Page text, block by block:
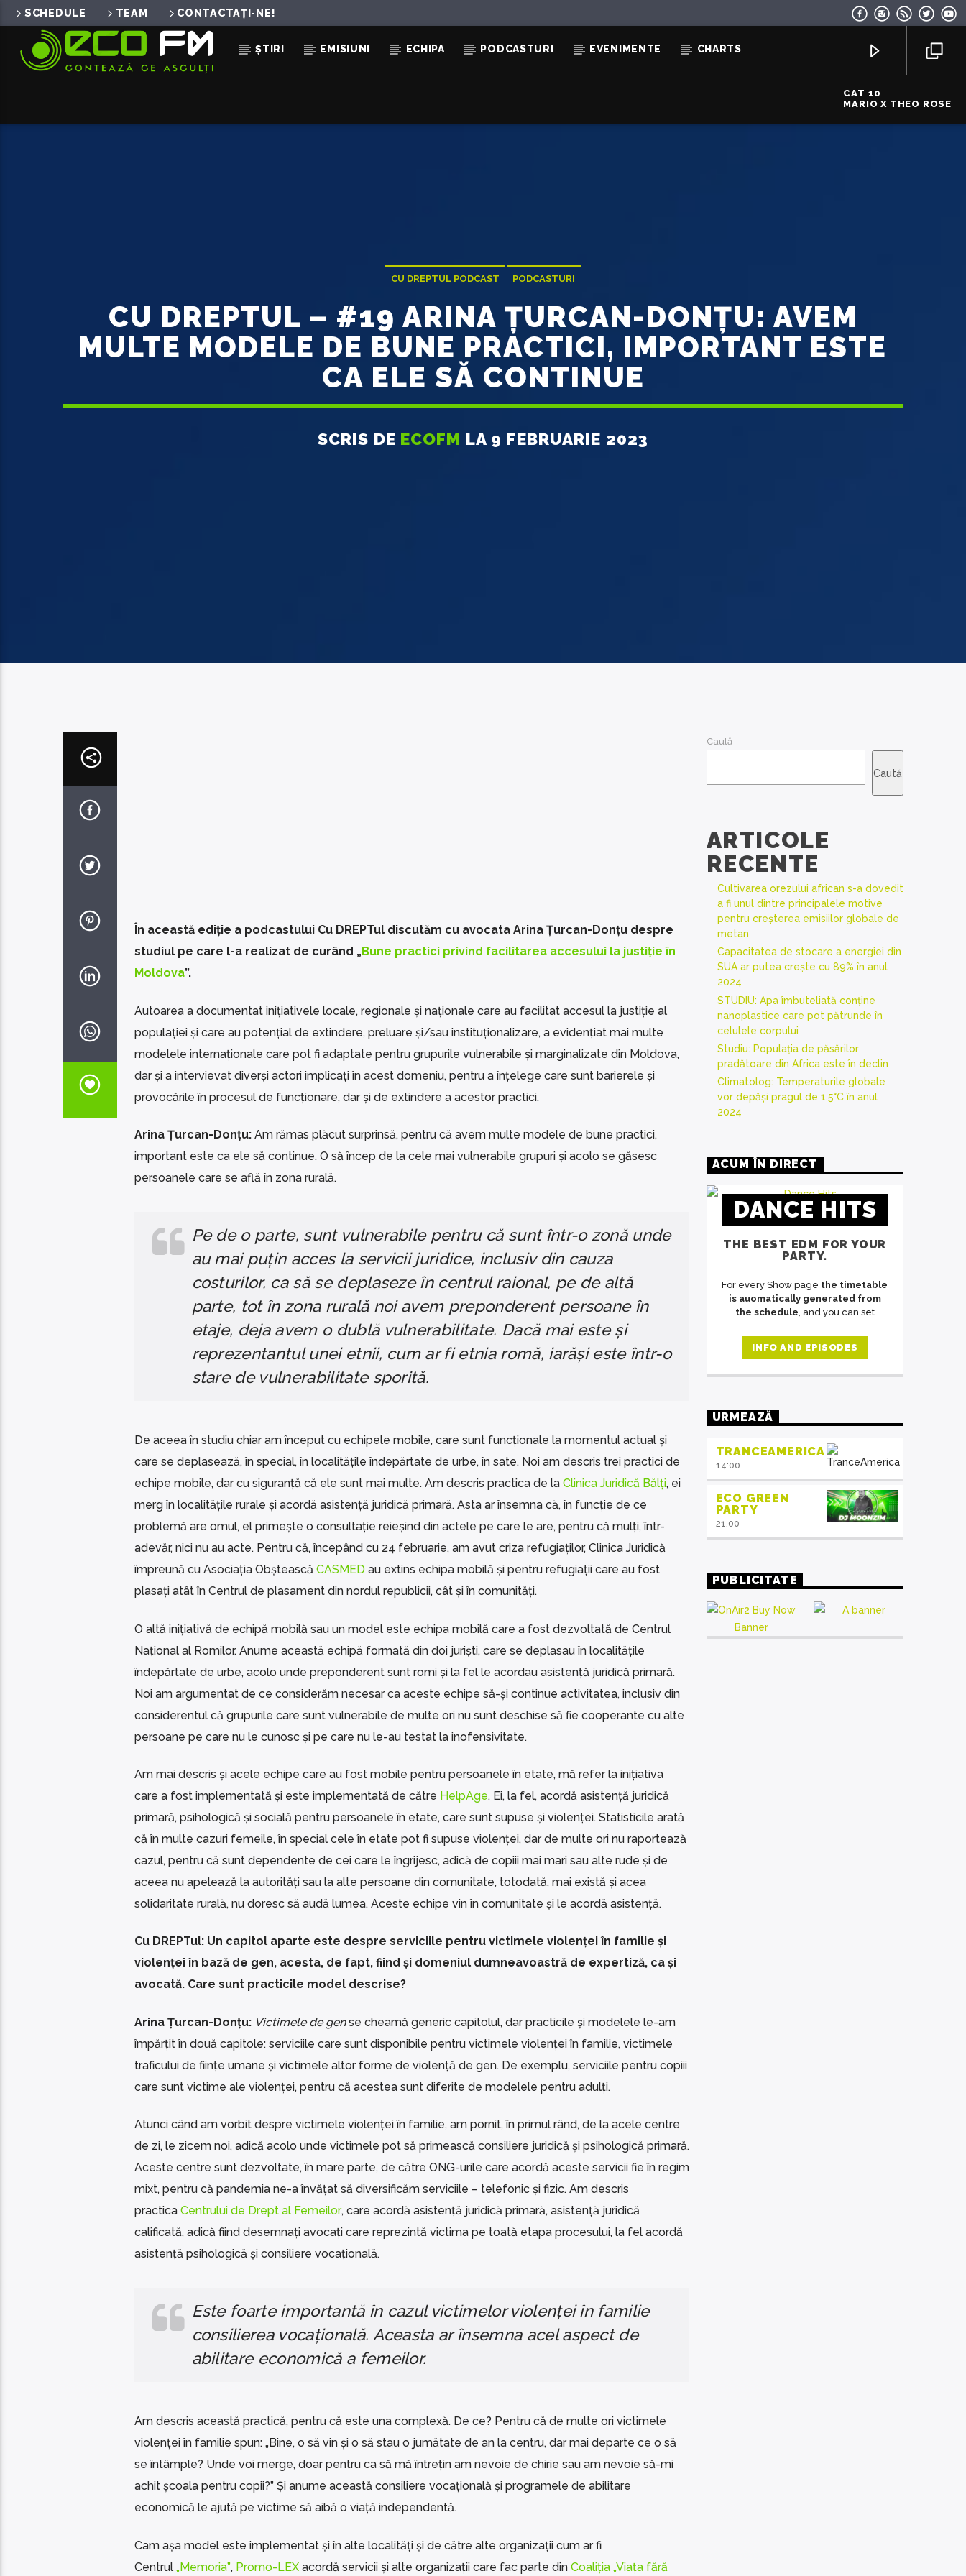
SCHEDULE TEAM CONTACTAȚI-NE!
ȘTIRI EMISIUNI ECHIPA PODCASTURI EVENIMENTE CHARTS
CAT 10
MARIO X THEO ROSE
CU DREPTUL PODCAST PODCASTURI
CU DREPTUL – #19 ARINA ȚURCAN-DONȚU: AVEM
MULTE MODELE DE BUNE PRACTICI, IMPORTANT ESTE
CA ELE SĂ CONTINUE
SCRIS DE ECOFM LA 9 FEBRUARIE 2023
În această ediție a podcastului Cu DREPTul discutăm cu avocata Arina Țurcan-Donțu despre
studiul pe care l-a realizat de curând „ Bune practici privind facilitarea accesului la justiție în
Moldova”.
Autoarea a documentat inițiativele locale, regionale și naționale care au facilitat accesul la justiție al
populației și care au potențial de extindere, preluare și/sau instituționalizare, a evidențiat mai multe
modelele internaționale care pot fi adaptate pentru grupurile vulnerabile și marginalizate din Moldova,
dar și a intervievat diverși actori implicați în acest domeniu, pentru a înțelege care sunt barierele și
provocările în procesul de funcționare, dar și de extindere a acestor practici.
Arina Țurcan-Donțu: Am rămas plăcut surprinsă, pentru că avem multe modele de bune practici,
important este ca ele să continue. O să încep de la cele mai vulnerabile grupuri și acolo se găsesc
persoanele care se află în zona rurală.
Pe de o parte, sunt vulnerabile pentru că sunt într-o zonă unde
au mai puțin acces la servicii juridice, inclusiv din cauza
costurilor, ca să se deplaseze în centrul raional, pe de altă
parte, tot în zona rurală noi avem preponderent persoane în
etaje, deja avem o dublă vulnerabilitate. Dacă mai este și
reprezentantul unei etnii, cum ar fi etnia romă, iarăși este într-o
stare de vulnerabilitate sporită.
De aceea în studiu chiar am început cu echipele mobile, care sunt funcționale la momentul actual și
care se deplasează, în special, în localitățile îndepărtate de urbe, în sate. Noi am descris trei practici de
echipe mobile, dar cu siguranță că ele sunt mai multe. Am descris practica de la Clinica Juridică Bălți, ei
merg în localitățile rurale și acordă asistență juridică primară. Asta ar însemna că, în funcție de ce
problemă are omul, el primește o consultație reieșind din actele pe care le are, pentru că mulți, într-
adevăr, nici nu au acte. Pentru că, începând cu 24 februarie, am avut criza refugiaților, Clinica Juridică
împreună cu Asociația Obștească CASMED au extins echipa mobilă și pentru refugiații care au fost
plasați atât în Centrul de plasament din nordul republicii, cât și în comunități.
O altă inițiativă de echipă mobilă sau un model este echipa mobilă care a fost dezvoltată de Centrul
Național al Romilor. Anume această echipă formată din doi juriști, care se deplasau în localitățile
îndepărtate de urbe, acolo unde preponderent sunt romi și la fel le acordau asistență juridică primară.
Noi am argumentat de ce considerăm necesar ca aceste echipe să-și continue activitatea, inclusiv din
considerentul că grupurile care sunt vulnerabile de multe ori nu sunt deschise să fie cooperante cu alte
persoane pe care nu le cunosc și pe care nu le-au testat la inofensivitate.
Am mai descris și acele echipe care au fost mobile pentru persoanele în etate, mă refer la inițiativa
care a fost implementată și este implementată de către HelpAge. Ei, la fel, acordă asistență juridică
primară, psihologică și socială pentru persoanele în etate, care sunt supuse și violenței. Statisticile arată
că în multe cazuri femeile, în special cele în etate pot fi supuse violenței, dar de multe ori nu raportează
cazul, pentru că sunt dependente de cei care le îngrijesc, adică de copiii mai mari sau alte rude și de
aceea nu apelează la autorități sau la alte persoane din comunitate, totodată, mai există și acea
solidaritate rurală, nu doresc să audă lumea. Aceste echipe vin în comunitate și le acordă asistență.
Cu DREPTul: Un capitol aparte este despre serviciile pentru victimele violenței în familie și
violenței în bază de gen, acesta, de fapt, fiind și domeniul dumneavoastră de expertiză, ca și
avocată. Care sunt practicile model descrise?
Arina Țurcan-Donțu: Victimele de gense cheamă generic capitolul, dar practicile și modelele le-am
împărțit în două capitole: serviciile care sunt disponibile pentru victimele violenței în familie, victimele
traficului de ființe umane și victimele altor forme de violență de gen. De exemplu, serviciile pentru copiii
care sunt victime ale violenței, pentru că acestea sunt diferite de modelele pentru adulți.
Atunci când am vorbit despre victimele violenței în familie, am pornit, în primul rând, de la acele centre
de zi, le zicem noi, adică acolo unde victimele pot să primească consiliere juridică și psihologică primară.
Aceste centre sunt dezvoltate, în mare parte, de către ONG-urile care acordă aceste servicii fie în regim
mixt, pentru că pandemia ne-a învățat să diversificăm serviciile – telefonic și fizic. Am descris
practica Centrului de Drept al Femeilor, care acordă asistență juridică primară, asistență juridică
calificată, adică fiind desemnați avocați care reprezintă victima pe toată etapa procesului, la fel acordă
asistență psihologică și consiliere vocațională.
Este foarte importantă în cazul victimelor violenței în familie
consilierea vocațională. Aceasta ar însemna acel aspect de
abilitare economică a femeilor.
Am descris această practică, pentru că este una complexă. De ce? Pentru că de multe ori victimele
violenței în familie spun: „Bine, o să vin și o să stau o jumătate de an la centru, dar mai departe ce o să
se întâmple? Unde voi merge, doar pentru ca să mă întrețin am nevoie de chirie sau am nevoie să-mi
achit școala pentru copii?” Și anume această consiliere vocațională și programele de abilitare
economică le ajută pe victime să aibă o viață independentă.
Cam așa model este implementat și în alte localități și de către alte organizații cum ar fi
Centrul„Memoria”, Promo-LEXacordă servicii și alte organizații care fac parte din Coaliția „Viața fără
Caută
Caută
ARTICOLE
RECENTE
Cultivarea orezului african s-a dovedit
a fi unul dintre principalele motive
pentru creșterea emisiilor globale de
metan
Capacitatea de stocare a energiei din
SUA ar putea crește cu 89% în anul
2024
STUDIU: Apa îmbuteliată conține
nanoplastice care pot pătrunde în
celulele corpului
Studiu: Populația de păsărilor
pradătoare din Africa este în declin
Climatolog: Temperaturile globale
vor depăși pragul de 1,5°C în anul
2024
ACUM ÎN DIRECT
DANCE HITS
THE BEST EDM FOR YOUR
PARTY.
For every Show page the timetable
is auomatically generated from
the schedule, and you can set
Articles and Chartsby simply
choosing a category. Curabitur id
eget tellus nec, pellentesque varius
tincidunt justo. Aliquam semper
faucibus odio id varius. Suspendisse
INFO AND EPISODES
URMEAZĂ
TRANCEAMERICA
14:00
ECO GREEN
PARTY
21:00
PUBLICITATE